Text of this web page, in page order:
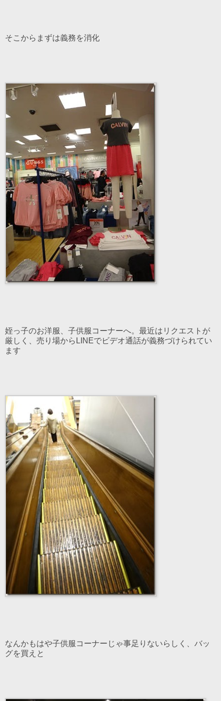
そこからまずは義務を消化
姪っ子のお洋服、子供服コーナーへ。最近はリクエストが
厳しく、売り場からLINEでビデオ通話が義務づけられてい
ます
なんかもはや子供服コーナーじゃ事足りないらしく、バッ
グを買えと